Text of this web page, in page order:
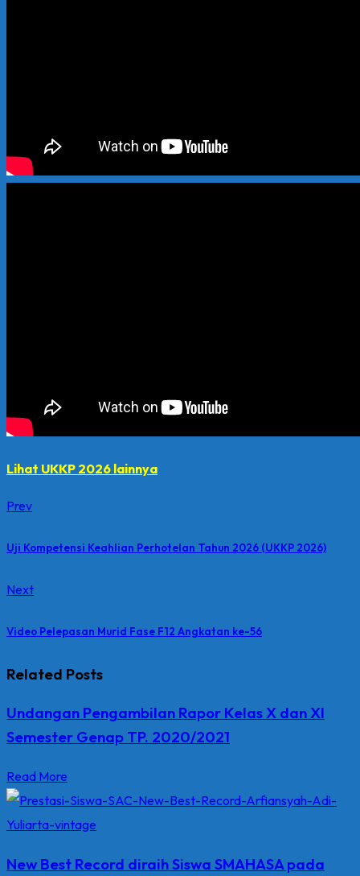
Lihat UKKP 2026 lainnya
Prev
Uji Kompetensi Keahlian Perhotelan Tahun 2026 (UKKP 2026)
Next
Video Pelepasan Murid Fase F12 Angkatan ke-56
Related Posts
Undangan Pengambilan Rapor Kelas X dan XI
Semester Genap TP. 2020/2021
Read More
New Best Record diraih Siswa SMAHASA pada